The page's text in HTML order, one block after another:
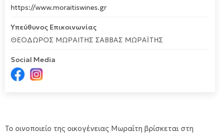
https://www.moraitiswines.gr
Υπεύθυνος Επικοινωνίας
ΘΕΟΔΩΡΟΣ ΜΩΡΑΙΤΗΣ ΣΑΒΒΑΣ ΜΩΡΑΪΤΗΣ
Social Media
Το οινοποιείο της οικογένειας Μωραΐτη βρίσκεται στη